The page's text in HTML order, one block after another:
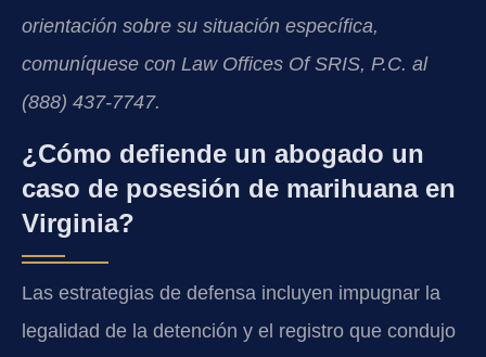
orientación sobre su situación específica,
comuníquese con Law Offices Of SRIS, P.C. al
(888) 437-7747.
¿Cómo defiende un abogado un
caso de posesión de marihuana en
Virginia?
Las estrategias de defensa incluyen impugnar la
legalidad de la detención y el registro que condujo